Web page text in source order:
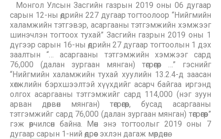
Монгол Улсын Засгийн газрын 2019 оны 06 дугаар
сарын 12-ны өдрийн 227 дугаар тогтоолоор “Нийгмийн
халамжийн тэтгэвэр, асаргааны тэтгэмжийн хэмжээг
шинэчлэн тогтоох тухай” Засгийн газрын 2019 оны 1
дүгээр сарын 16-ны өдрийн 27 дугаар тогтоолын 1 дэх
заалтын “… асаргааны тэтгэмжийн хэмжээг сард
76,000 (далан зургаан мянган) төгрөгөөр …” гэснийг
“Нийгмийн халамжийн тухай хуулийн 13.2.4-д заасан
хөгжлийн бэрхшээлтэй хүүхдийг асарч байгаа иргэнд
олгох асаргааны тэтгэмжийг сард 114,000 (нэг зуун
арван дөрвөн мянган) төгрөгөөр, бусад асаргааны
тэтгэмжийг сард 76,000 (далан зургаан мянган) төгрөгөөр”
гэж өөрчилсөн байна. Мөн энэ тогтоолыг 2019 оны 7
дугаар сарын 1-ний өдрөөс эхлэн дагаж мөрдөнө.